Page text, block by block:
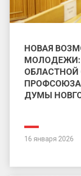
НОВАЯ
МОЛОДЕЖИ:
ОБЛАСТНОЙ
ДУМЫ
16 января 2026